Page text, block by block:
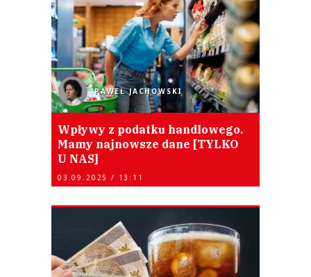
PAWEŁ JACHOWSKI
Wpływy z podatku handlowego.
Mamy najnowsze dane [TYLKO
U NAS]
03.09.2025 / 13:11